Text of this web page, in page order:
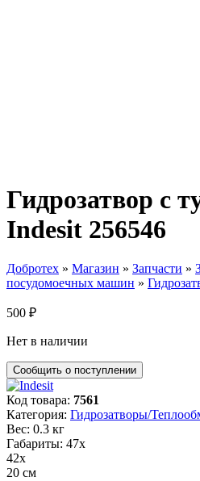
Гидрозатвор с
Indesit 256546
Добротех » Магазин » Запчасти »
посудомоечных машин »
500 ₽
Нет в наличии
Код товара: 7561
Категория: Гидрозатворы/
Вес: 0.3 кг
Габариты: 47х
42х
20 см